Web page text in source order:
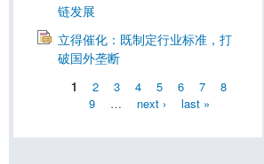
链发展
立得催化：既制定行业标准，打
破国外垄断
1 2 3 4 5 6 7
8
9
… next › last »